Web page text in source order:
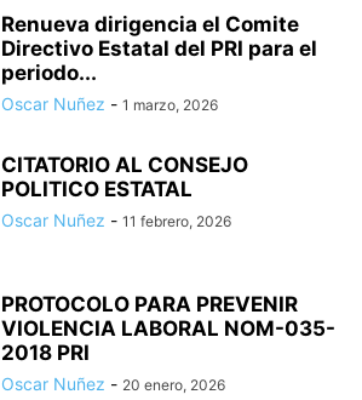
Renueva dirigencia el Comite
Directivo Estatal del PRI para el
periodo...
Oscar Nuñez - 1 marzo, 2026
CITATORIO AL CONSEJO
POLITICO ESTATAL
Oscar Nuñez - 11 febrero, 2026
PROTOCOLO PARA PREVENIR
VIOLENCIA LABORAL NOM-035-
2018 PRI
Oscar Nuñez - 20 enero, 2026